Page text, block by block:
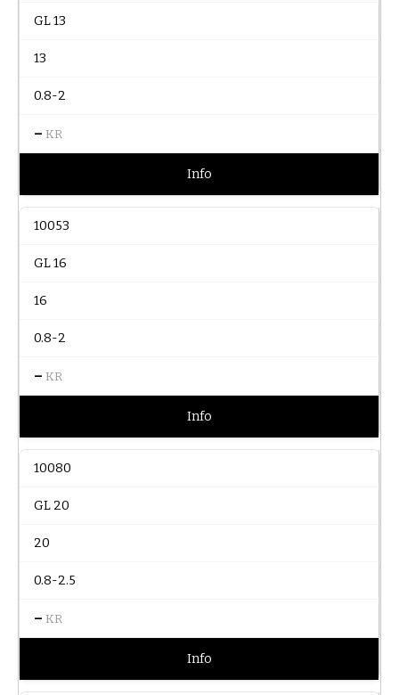
GL 13
13
0.8-2
– KR
Info
10053
GL 16
16
0.8-2
– KR
Info
10080
GL 20
20
0.8-2.5
– KR
Info